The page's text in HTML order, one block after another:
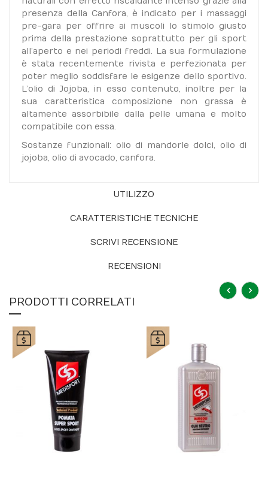
presenza della Canfora, è indicato per i massaggi
pre-gara per offrire ai muscoli lo stimolo giusto
prima della prestazione soprattutto per gli sport
all’aperto e nei periodi freddi. La sua formulazione
è stata recentemente rivista e perfezionata per
poter meglio soddisfare le esigenze dello sportivo.
L’olio di Jojoba, in esso contenuto, inoltre per la
sua caratteristica composizione non grassa è
altamente assorbibile dalla pelle umana e molto
compatibile con essa.
Sostanze funzionali: olio di mandorle dolci, olio di
jojoba, olio di avocado, canfora.
UTILIZZO
CARATTERISTICHE TECNICHE
SCRIVI RECENSIONE
RECENSIONI
PRODOTTI CORRELATI